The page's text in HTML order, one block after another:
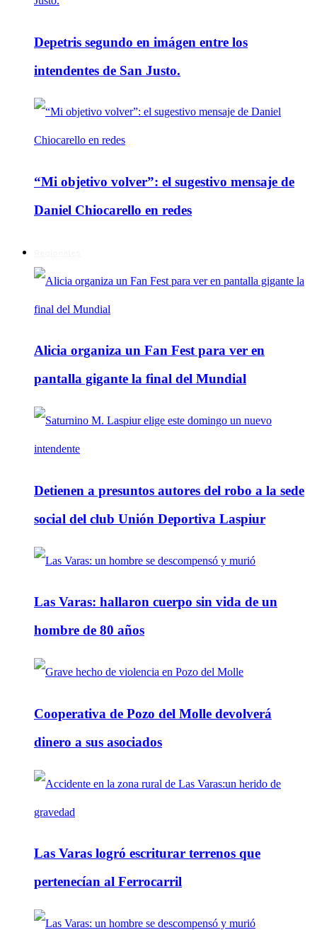
Depetris segundo en imágen entre los
intendentes de San Justo.
“Mi objetivo volver”: el sugestivo mensaje de
Daniel Chiocarello en redes
Alicia organiza un Fan Fest para ver en
pantalla gigante la final del Mundial
Detienen a presuntos autores del robo a la sede
social del club Unión Deportiva Laspiur
Las Varas: hallaron cuerpo sin vida de un
hombre de 80 años
Cooperativa de Pozo del Molle devolverá
dinero a sus asociados
Las Varas logró escriturar terrenos que
pertenecían al Ferrocarril